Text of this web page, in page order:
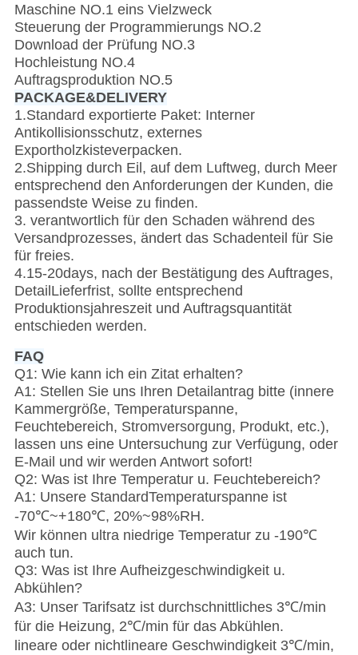
Maschine NO.1 eins Vielzweck
Steuerung der Programmierungs NO.2
Download der Prüfung NO.3
Hochleistung NO.4
Auftragsproduktion NO.5
PACKAGE&DELIVERY
1.Standard exportierte Paket: Interner
Antikollisionsschutz, externes
Exportholzkisteverpacken.
2.Shipping durch Eil, auf dem Luftweg, durch Meer
entsprechend den Anforderungen der Kunden, die
passendste Weise zu finden.
3. verantwortlich für den Schaden während des
Versandprozesses, ändert das Schadenteil für Sie
für freies.
4.15-20days, nach der Bestätigung des Auftrages,
DetailLieferfrist, sollte entsprechend
Produktionsjahreszeit und Auftragsquantität
entschieden werden.
FAQ
Q1: Wie kann ich ein Zitat erhalten?
A1: Stellen Sie uns Ihren Detailantrag bitte (innere
Kammergröße, Temperaturspanne,
Feuchtebereich, Stromversorgung, Produkt, etc.),
lassen uns eine Untersuchung zur Verfügung, oder
E-Mail und wir werden Antwort sofort!
Q2: Was ist Ihre Temperatur u. Feuchtebereich?
A1: Unsere StandardTemperaturspanne ist
-70℃~+180℃, 20%~98%RH.
Wir können ultra niedrige Temperatur zu -190℃
auch tun.
Q3: Was ist Ihre Aufheizgeschwindigkeit u.
Abkühlen?
A3: Unser Tarifsatz ist durchschnittliches 3℃/min
für die Heizung, 2℃/min für das Abkühlen.
lineare oder nichtlineare Geschwindigkeit 3℃/min,